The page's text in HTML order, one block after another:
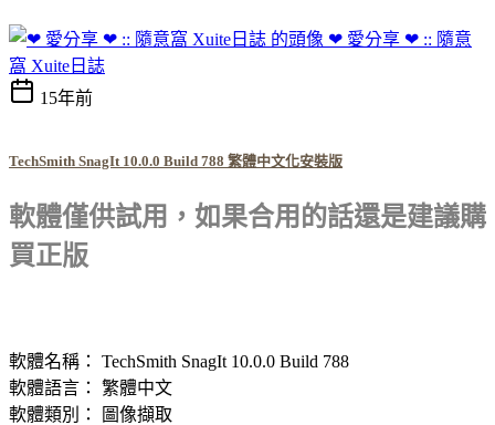
❤ 愛分享 ❤ :: 隨意
窩 Xuite日誌
15年前
TechSmith SnagIt 10.0.0 Build 788 繁體中文化安裝版
軟體僅供試用，如果合用的話還是建議購
買正版
軟體名稱： TechSmith SnagIt 10.0.0 Build 788
軟體語言： 繁體中文
軟體類別： 圖像擷取